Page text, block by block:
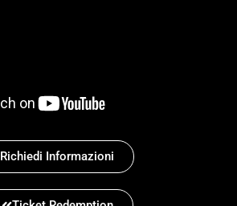
Richiedi Informazioni